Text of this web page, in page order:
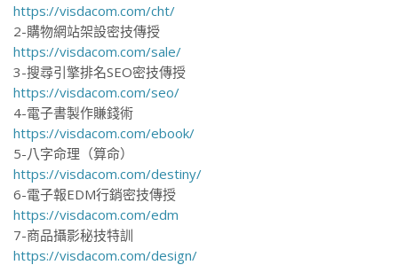
https://visdacom.com/cht/
2-購物網站架設密技傳授
https://visdacom.com/sale/
3-搜尋引擎排名SEO密技傳授
https://visdacom.com/seo/
4-電子書製作賺錢術
https://visdacom.com/ebook/
5-八字命理（算命）
https://visdacom.com/destiny/
6-電子報EDM行銷密技傳授
https://visdacom.com/edm
7-商品攝影秘技特訓
https://visdacom.com/design/